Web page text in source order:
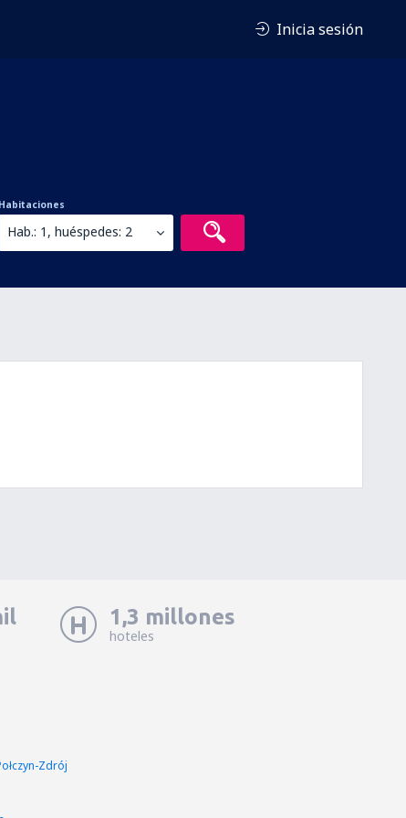
Inicia sesión
Habitaciones
Hab.: 1, huéspedes: 2
1,3 millones
hoteles
Zdrój